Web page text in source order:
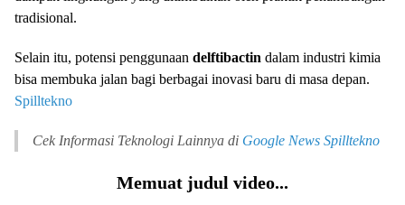
tradisional.
Selain itu, potensi penggunaan delftibactin dalam industri kimia
bisa membuka jalan bagi berbagai inovasi baru di masa depan.
Spilltekno
Cek Informasi Teknologi Lainnya di Google News Spilltekno
Memuat judul video...